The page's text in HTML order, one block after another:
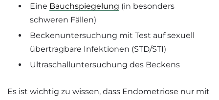
Eine Bauchspiegelung (in besonders
schweren Fällen)
Beckenuntersuchung mit Test auf sexuell
übertragbare Infektionen (STD/STI)
Ultraschalluntersuchung des Beckens
Es ist wichtig zu wissen, dass Endometriose nur mit